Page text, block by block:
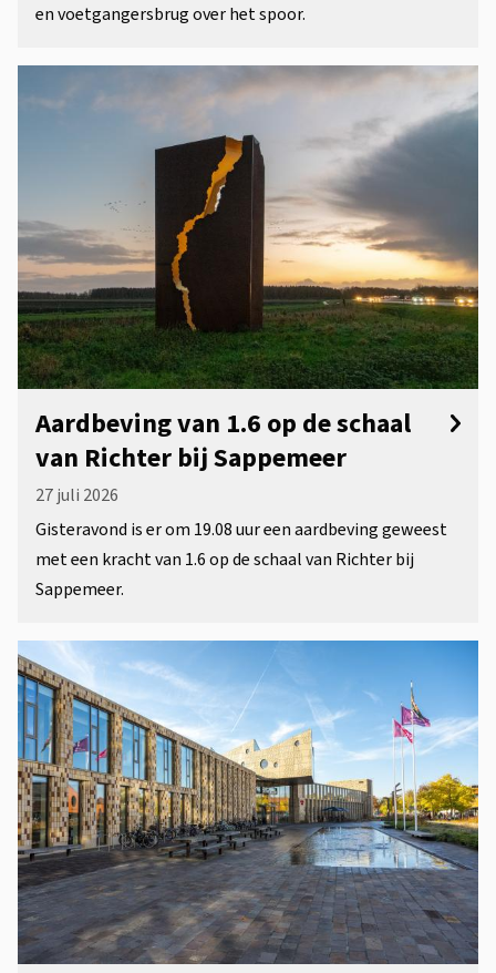
en voetgangersbrug over het spoor.
Aardbeving van 1.6 op de schaal
van Richter bij Sappemeer
27 juli 2026
Gisteravond is er om 19.08 uur een aardbeving geweest
met een kracht van 1.6 op de schaal van Richter bij
Sappemeer.